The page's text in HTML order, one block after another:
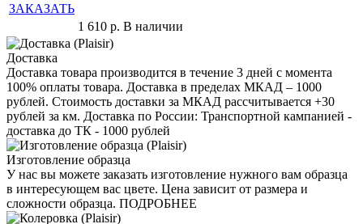
ЗАКАЗАТЬ
1 610 р. В наличии
Доставка
Доставка товара производится в течение 3 дней с момента
100% оплаты товара. Доставка в пределах МКАД – 1000
рублей. Стоимость доставки за МКАД рассчитывается +30
рублей за км. Доставка по России: Транспортной кампанией -
доставка до ТК - 1000 рублей
Изготовление образца
У нас вы можете заказать изготовление нужного вам образца
в интересующем вас цвете. Цена зависит от размера и
сложности образца. ПОДРОБНЕЕ